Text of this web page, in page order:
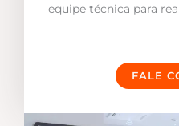
equipe técnica para
FALE